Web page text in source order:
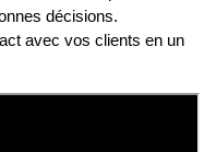
décisions.
avec vos clients en un